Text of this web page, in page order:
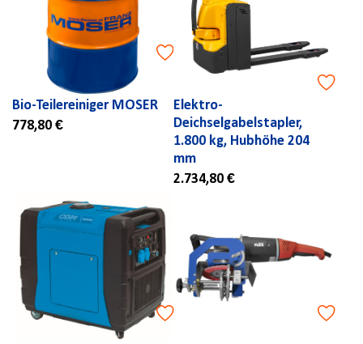
Bio-Teilereiniger MOSER
778,80 €
Elektro-
Deichselgabelstapler,
1.800 kg, Hubhöhe 204
mm
2.734,80 €